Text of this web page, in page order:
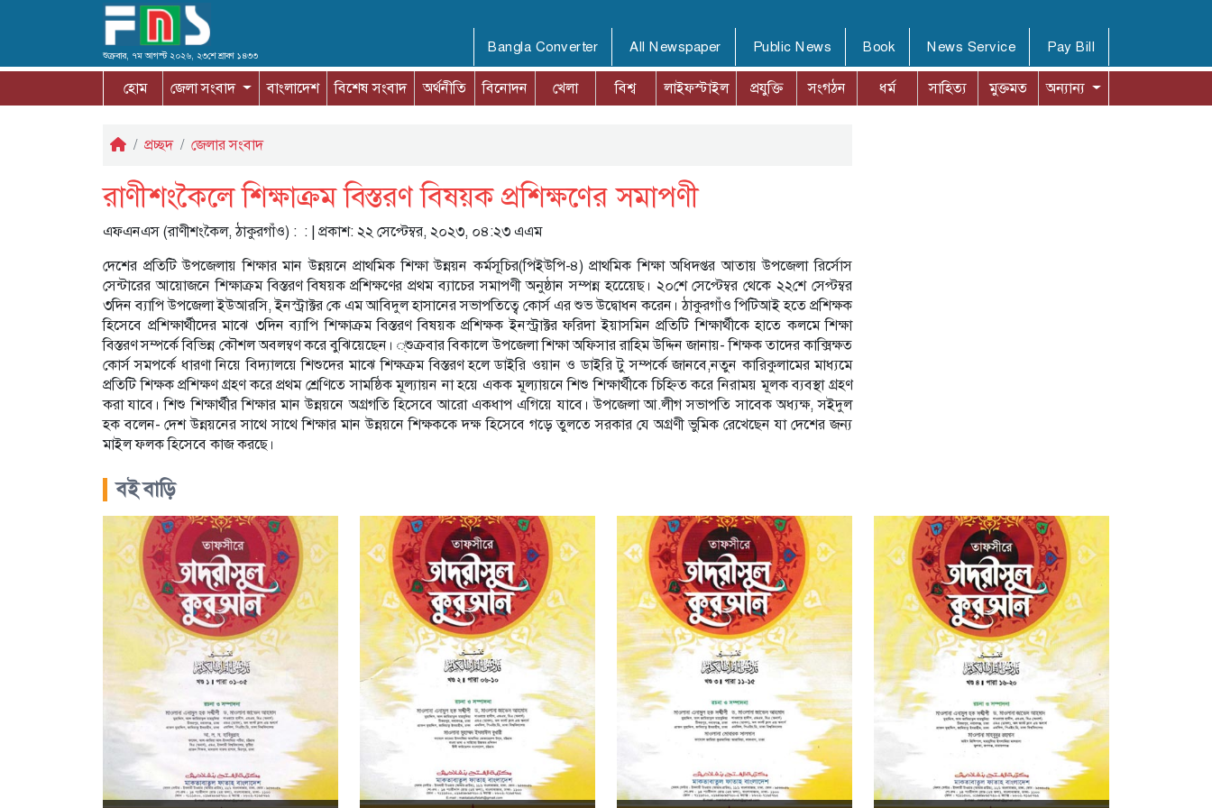
শুক্রবার, ৭ম আগস্ট ২০২৬, ২৩শে শ্রাবণ ১৪৩৩ Bangla Converter All Newspaper Public News Book News Service Pay Bill
হোম জেলা সংবাদ বাংলাদেশ বিশেষ সংবাদ অর্থনীতি বিনোদন খেলা বিশ্ব লাইফস্টাইল প্রযুক্তি সংগঠন ধর্ম সাহিত্য মুক্তমত অন্যান্য
প্রচ্ছদ জেলার সংবাদ
রাণীশংকৈলে শিক্ষাক্রম বিস্তরণ বিষয়ক প্রশিক্ষণের সমাপণী
এফএনএস (রাণীশংকৈল, ঠাকুরগাঁও) : : | প্রকাশ: ২২ সেপ্টেম্বর, ২০২৩, ০৪:২৩ এএম
দেশের প্রতিটি উপজেলায় শিক্ষার মান উন্নয়নে প্রাথমিক শিক্ষা উন্নয়ন কর্মসূচির(পিইউপি-৪) প্রাথমিক শিক্ষা অধিদপ্তর আতায় উপজেলা রির্সোস
সেন্টারের আয়োজনে শিক্ষাক্রম বিস্তরণ বিষয়ক প্রশিক্ষণের প্রথম ব্যাচের সমাপণী অনুষ্ঠান সম্পন্ন হয়েেেছ। ২০শে সেপ্টেম্বর থেকে ২২শে সেপ্টম্বর
৩দিন ব্যাপি উপজেলা ইউআরসি, ইনস্ট্রাক্টর কে এম আবিদুল হাসানের সভাপতিত্বে কোর্স এর শুভ উদ্বোধন করেন। ঠাকুরগাঁও পিটিআই হতে প্রশিক্ষক
হিসেবে প্রশিক্ষার্থীদের মাঝে ৩দিন ব্যাপি শিক্ষাক্রম বিস্তরণ বিষয়ক প্রশিক্ষক ইনস্ট্রাক্টর ফরিদা ইয়াসমিন প্রতিটি শিক্ষার্থীকে হাতে কলমে শিক্ষা
বিস্তরণ সম্পর্কে বিভিন্ন কৌশল অবলম্বণ করে বুঝিয়েছেন। ্শুক্রবার বিকালে উপজেলা শিক্ষা অফিসার রাহিম উদ্দিন জানায়- শিক্ষক তাদের কাক্সিক্ষত
কোর্স সমপর্কে ধারণা নিয়ে বিদ্যালয়ে শিশুদের মাঝে শিক্ষক্রম বিস্তরণ হলে ডাইরি ওয়ান ও ডাইরি টু সম্পর্কে জানবে,নতুন কারিকুলামের মাধ্যমে
প্রতিটি শিক্ষক প্রশিক্ষণ গ্রহণ করে প্রথম শ্রেণিতে সামষ্ঠিক মূল্যায়ন না হয়ে একক মূল্যায়নে শিশু শিক্ষার্থীকে চিহ্নিত করে নিরাময় মূলক ব্যবস্থা গ্রহণ
করা যাবে। শিশু শিক্ষার্থীর শিক্ষার মান উন্নয়নে অগ্রগতি হিসেবে আরো একধাপ এগিয়ে যাবে। উপজেলা আ.লীগ সভাপতি সাবেক অধ্যক্ষ, সইদুল
হক বলেন- দেশ উন্নয়নের সাথে সাথে শিক্ষার মান উন্নয়নে শিক্ষককে দক্ষ হিসেবে গড়ে তুলতে সরকার যে অগ্রণী ভুমিক রেখেছেন যা দেশের জন্য
মাইল ফলক হিসেবে কাজ করছে।
বই বাড়ি